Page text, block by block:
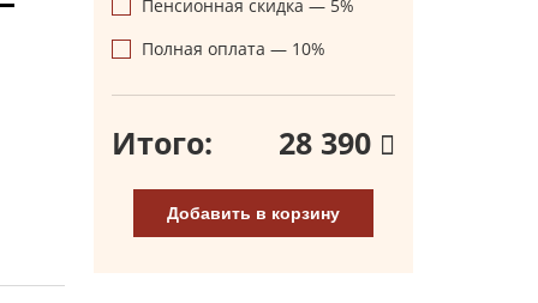
Пенсионная скидка — 5%
Полная оплата — 10%
Итого: 28 390
Добавить в корзину